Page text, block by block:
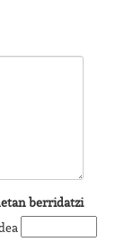
berridatzi